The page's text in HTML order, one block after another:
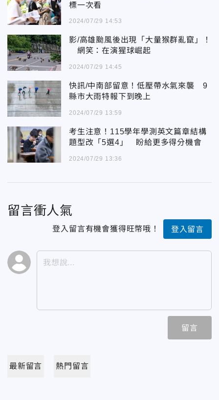
標一次看
2024/07/29 14:53
影/高雄颱風後出現「大量猴群亂竄」！
網笑：在演猩球崛起
2024/07/29 14:45
快訊/中南部留意！低壓帶水氣來襲 9
縣市大雨特報下到晚上
2024/07/29 13:59
考生注意！115學年學測英文篇章結構
題型改「5選4」 盼給更多得分機會
2024/07/29 13:36
留言衝人氣
登入留言有機會獲得旺幣哦！ 登入留言
留言
最新留言 熱門留言